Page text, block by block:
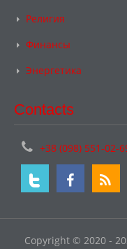
Религия
Финансы
Энергетика
Contacts
+38 (098) 551-02-
Copyright © 2020 -